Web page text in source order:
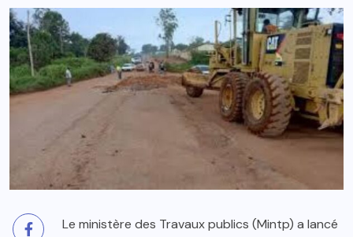
Le ministère des Travaux publics (Mintp) a lancé